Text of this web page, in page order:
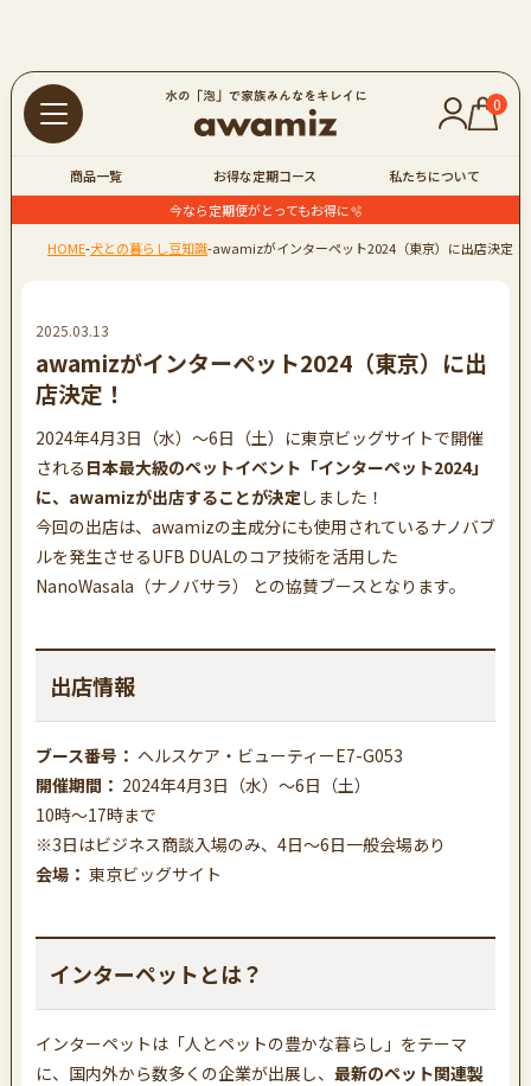
0
商品一覧 お得な定期コース
私たちについて
今なら定期便がとってもお得に🫧
HOME-犬との暮らし豆知識-awamizがインターペット2024（東京）に出店決定！
2025.03.13
awamizがインターペット2024（東京）に出
店決定！
2024年4月3日（水）〜6日（土）に東京ビッグサイトで開催
される 日本最大級のペットイベント「インターペット2024」
に、awamizが出店することが決定しました！
今回の出店は、awamizの主成分にも使用されているナノバブ
ルを発生させるUFB DUALのコア技術を活用した
NanoWasala（ナノバサラ）
との協賛ブースとなります。
出店情報
ブース番号： ヘルスケア・ビューティーE7-G053
開催期間： 2024年4月3日（水）〜6日（土）
10時〜17時まで
※3日はビジネス商談入場のみ、4日〜6日一般会場あり
会場： 東京ビッグサイト
インターペットとは？
インターペットは「人とペットの豊かな暮らし」をテーマ
に、国内外から数多くの企業が出展し、 最新のペット関連製